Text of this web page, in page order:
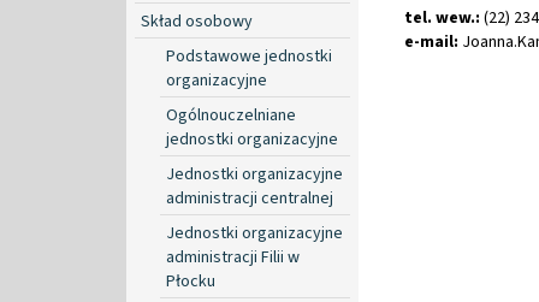
Skład osobowy
Podstawowe jednostki
organizacyjne
Ogólnouczelniane
jednostki organizacyjne
Jednostki organizacyjne
administracji centralnej
Jednostki organizacyjne
administracji Filii w
Płocku
tel. wew.: (22)
e-mail: Joanna.